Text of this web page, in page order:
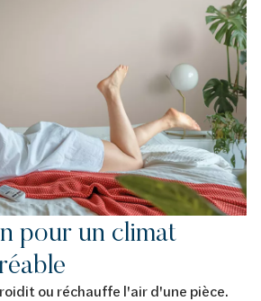
pour un climat
ou réchauffe l'air d'une pièce.